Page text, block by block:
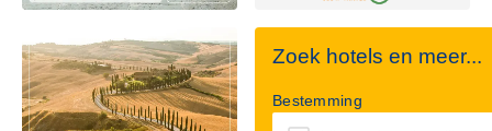
Zoek hotels en meer...
Bestemming